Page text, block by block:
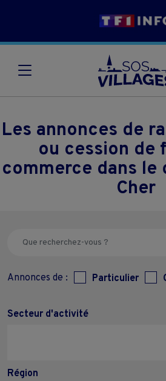
Les annonces de
ou cession de
commerce dans le
Cher
Annonces de : Particulier
Secteur d'activité
Région